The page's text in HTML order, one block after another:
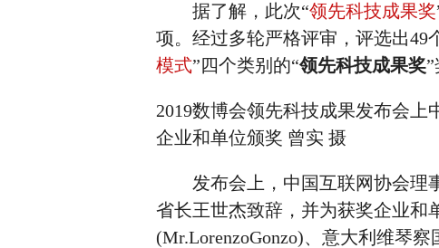
据了解，此次“领先科技成果奖
项。经过多轮严格评审，评选出49
模式”四个类别的“领先科技成果奖
2019数博会领先科技成果发布会
企业和单位颁奖 曾实 摄
发布会上，中国互联网协会理事
省长王世杰致辞，并为获奖企业和
(Mr.LorenzoGonzo)、意大利维琴